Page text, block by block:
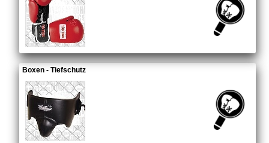
Boxen - Tiefschutz